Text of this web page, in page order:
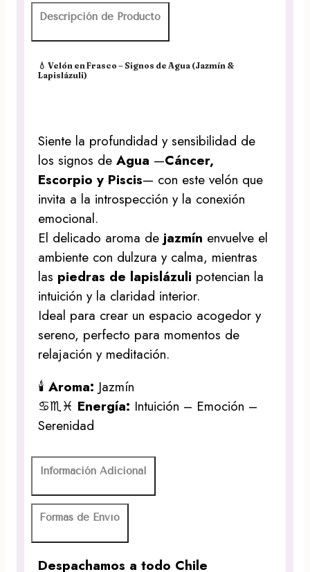
Descripción de Producto
💧Velón en Frasco – Signos de Agua (Jazmín &
Lapislázuli)
Siente la profundidad y sensibilidad de
los signos deAgua —Cáncer,
Escorpio y Piscis— con este velón que
invita a la introspección y la conexión
emocional.
El delicado aroma de jazmín envuelve el
ambiente con dulzura y calma, mientras
las piedras de lapislázuli potencian la
intuición y la claridad interior.
Ideal para crear un espacio acogedor y
sereno, perfecto para momentos de
relajación y meditación.
🕯️Aroma: Jazmín
♋♏♓ Energía: Intuición – Emoción –
Serenidad
Información Adicional
Formas de Envío
Despachamos a todo Chile